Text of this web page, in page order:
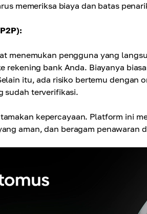
memeriksa biaya dan batas
menemukan pengguna yang
rekening bank Anda. Biayanya
itu, ada risiko bertemu dengan
sudah terverifikasi.
kepercayaan. Platform ini
aman, dan beragam penawaran